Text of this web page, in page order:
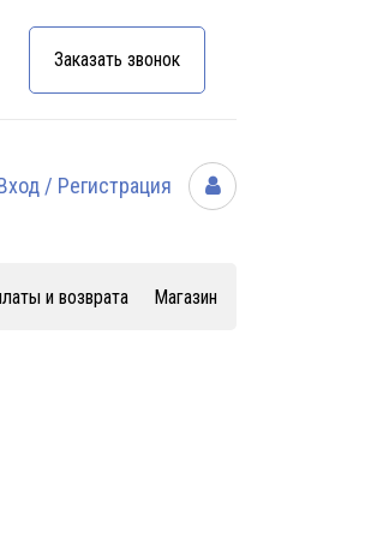
Заказать звонок
/ Регистрация
и возврата Магазин